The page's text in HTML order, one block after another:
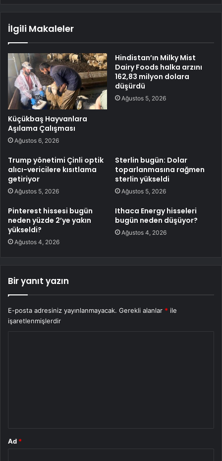
İlgili Makaleler
Küçükbaş Hayvanlara
Aşılama Çalışması
Ağustos 6, 2026
Hindistan’ın Milky Mist
Dairy Foods halka arzını
162,83 milyon dolara
düşürdü
Ağustos 5, 2026
Trump yönetimi Çinli optik
alıcı-vericilere kısıtlama
getiriyor
Ağustos 5, 2026
Sterlin bugün: Dolar
toparlanmasına rağmen
sterlin yükseldi
Ağustos 5, 2026
Pinterest hissesi bugün
neden yüzde 2’ye yakın
yükseldi?
Ağustos 4, 2026
Ithaca Energy hisseleri
bugün neden düşüyor?
Ağustos 4, 2026
Bir yanıt yazın
E-posta adresiniz yayınlanmayacak. Gerekli alanlar * ile
işaretlenmişlerdir
Ad *